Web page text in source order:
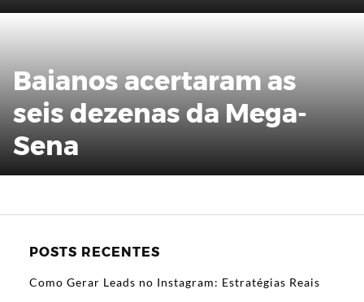
Baianos acertaram as
seis dezenas da Mega-
Sena
POSTS RECENTES
Como Gerar Leads no Instagram: Estratégias Reais